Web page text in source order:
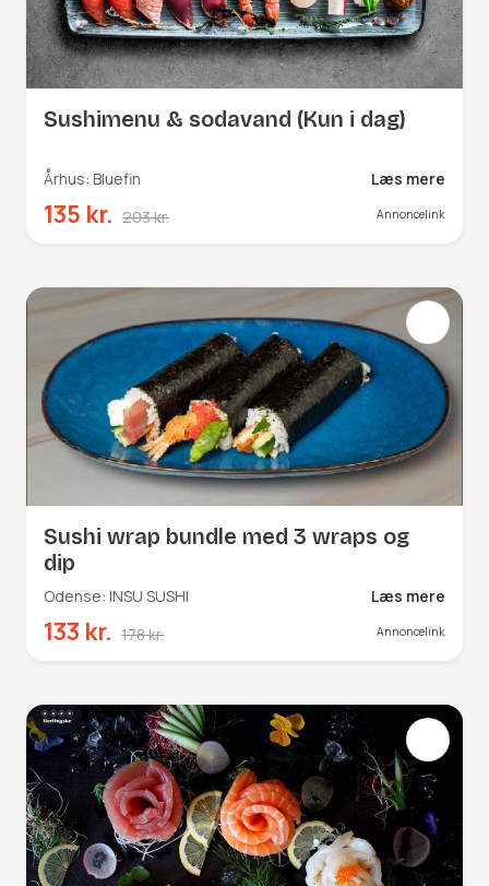
Sushimenu & sodavand (Kun i dag)
Århus: Bluefin Læs mere
135 kr. 203 kr. Annoncelink
Sushi wrap bundle med 3 wraps og
dip
Odense: INSU SUSHI Læs mere
133 kr. 178 kr. Annoncelink